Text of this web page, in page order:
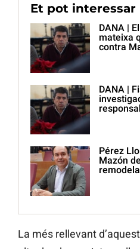
Et pot interessar
DANA |
mateixa
contra
DANA |
Pérez
Mazón
La més rellevant